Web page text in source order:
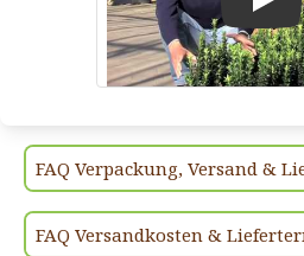
Play
FAQ Verpackung, Versand &
FAQ Versandkosten &